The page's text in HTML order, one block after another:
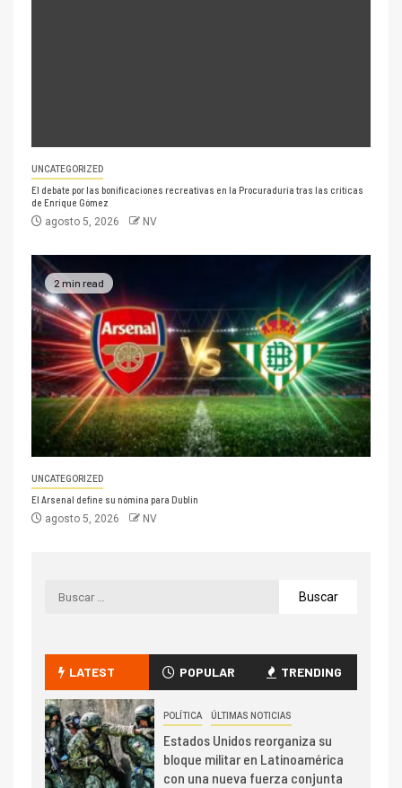
UNCATEGORIZED
El debate por las bonificaciones recreativas en la Procuraduría tras las críticas
de Enrique Gómez
agosto 5, 2026 NV
2 min read
UNCATEGORIZED
El Arsenal define su nómina para Dublín
agosto 5, 2026 NV
LATEST POPULAR TRENDING
POLÍTICA ÚLTIMAS NOTICIAS
Estados Unidos reorganiza su
bloque militar en Latinoamérica
con una nueva fuerza conjunta